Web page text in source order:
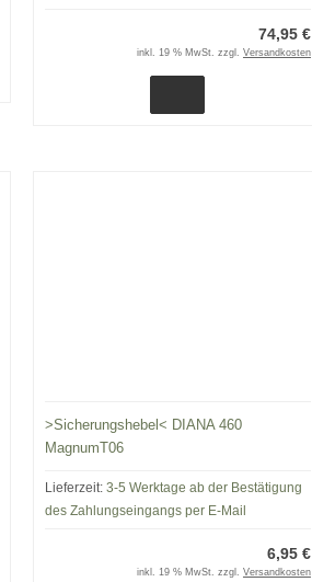
74,95 €
inkl. 19 % MwSt. zzgl. Versandkosten
>Sicherungshebel< DIANA 460
MagnumT06
Lieferzeit: 3-5 Werktage ab der Bestätigung
des Zahlungseingangs per E-Mail
6,95 €
inkl. 19 % MwSt. zzgl. Versandkosten